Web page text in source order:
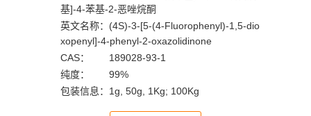
基]-4-苯基-2-恶唑烷酮
英文名称： (4S)-3-[5-(4-Fluorophenyl)-1,5-dio
xopenyl]-4-phenyl-2-oxazolidinone
CAS：
189028-93-1
纯度：
99%
包装信息： 1g, 50g, 1Kg; 100Kg